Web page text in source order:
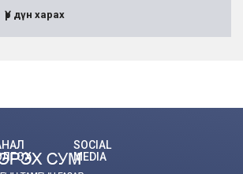
Үр дүн харах
SOCIAL
MEDIA